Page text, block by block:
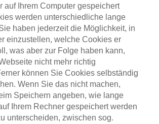
auf Ihrem Computer gespeichert
werden unterschiedliche lange
haben jederzeit die Möglichkeit, in
einzustellen, welche Cookies er
was aber zur Folge haben kann,
nicht mehr richtig
können Sie Cookies selbständig
Wenn Sie das nicht machen,
Speichern angeben, wie lange
Ihrem Rechner gespeichert werden
unterscheiden, zwischen sog.